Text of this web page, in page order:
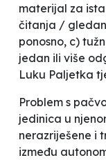
materijal za
čitanja /
ponosno, c)
jedan ili više
Luku Paljetka
Problem s
jedinica u
nerazriješene i
između